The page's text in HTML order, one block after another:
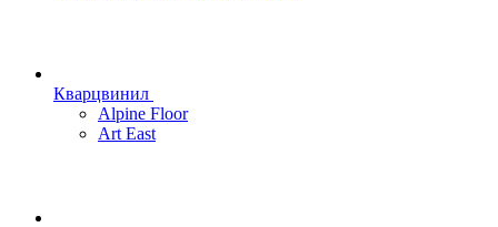
Кварцвинил
Alpine Floor
Art East